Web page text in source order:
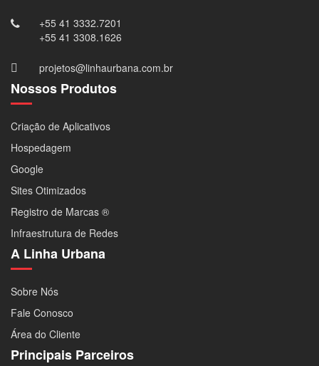
+55 41 3332.7201
+55 41 3308.1626
projetos@linhaurbana.com.br
Nossos Produtos
Criação de Aplicativos
Hospedagem
Google
Sites Otimizados
Registro de Marcas ®
Infraestrutura de Redes
A Linha Urbana
Sobre Nós
Fale Conosco
Área do Cliente
Principais Parceiros